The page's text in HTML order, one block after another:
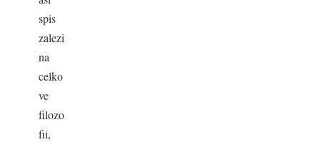
spis
zalezi
na
celko
ve
filozo
fii,